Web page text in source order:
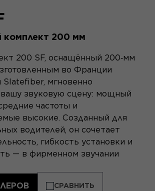
комплект 200 мм
200 SF, оснащённый 200‑мм
во Франции
мгновенно
звуковую сцену: мощный
частоты и
высокие. Созданный для
водителей, он сочетает
гибкость установки и
— в фирменном звучании
СРАВНИТЬ